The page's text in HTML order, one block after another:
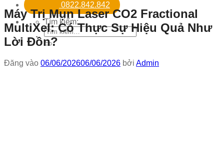
0822.842.842
Tìm kiếm:
Máy Trị Mụn Laser CO2 Fractional
MultiXel: Có Thực Sự Hiệu Quả Như
Lời Đồn?
Đăng vào 06/06/202606/06/2026 bởi Admin